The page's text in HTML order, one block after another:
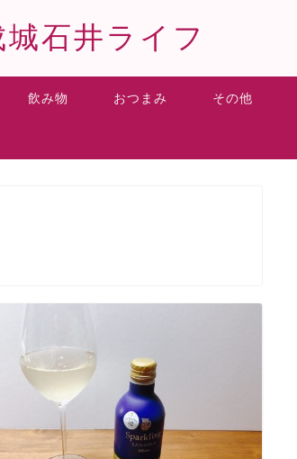
城石井ライフ
飲み物 おつまみ その他